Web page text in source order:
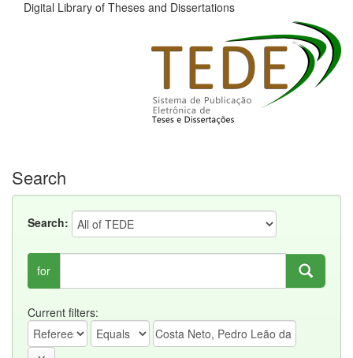
Digital Library of Theses and Dissertations
Search
Search:
for
Current filters: